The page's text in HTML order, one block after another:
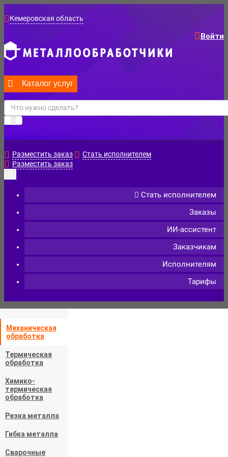
Кемеровская область
Войти
Каталог услуг
Разместить заказ
Стать исполнителем
Разместить заказ
Стать исполнителем
Заказы
ИИ-ассистент
Заказчикам
Исполнителям
Тарифы
Механическая
обработка
Термическая
обработка
Химико-
термическая
обработка
Резка металла
Гибка металла
Сварочные
Подбор исполнителей по
металлообработке в Кемеровской
Найдите подходящего